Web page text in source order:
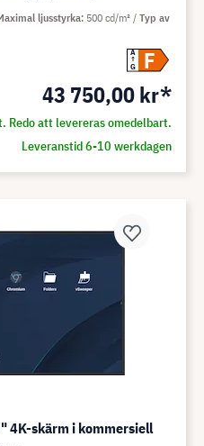
A
G
F
43 750,00 kr*
Redo att levereras omedelbart.
Leveranstid 6-10 werkdagen
ljusstyrka 500 cd/m²
Typ av
4K-skärm i kommersiell